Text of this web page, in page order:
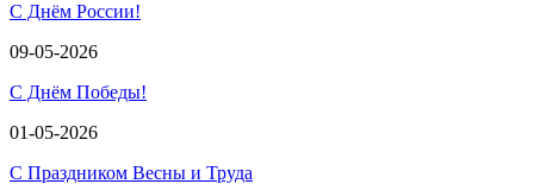
С Днём России!
09-05-2026
С Днём Победы!
01-05-2026
С Праздником Весны и Труда